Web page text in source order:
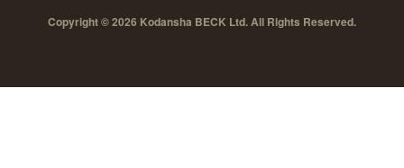
Copyright © 2026 Kodansha BECK Ltd. All Rights Reserved.